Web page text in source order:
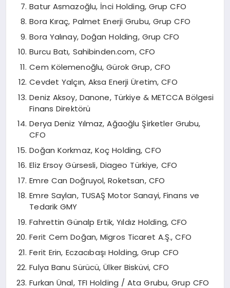
Batur Asmazoğlu, İnci Holding, Grup CFO
Bora Kıraç, Palmet Enerji Grubu, Grup CFO
Bora Yalınay, Doğan Holding, Grup CFO
Burcu Batı, Sahibinden.com, CFO
Cem Kölemenoğlu, Gürok Grup, CFO
Cevdet Yalçın, Aksa Enerji Üretim, CFO
Deniz Aksoy, Danone, Türkiye & METCCA Bölgesi
Finans Direktörü
Derya Deniz Yılmaz, Ağaoğlu Şirketler Grubu,
CFO
Doğan Korkmaz, Koç Holding, CFO
Eliz Ersoy Gürsesli, Diageo Türkiye, CFO
Emre Can Doğruyol, Roketsan, CFO
Emre Saylan, TUSAŞ Motor Sanayi, Finans ve
Tedarik GMY
Fahrettin Günalp Ertik, Yıldız Holding, CFO
Ferit Cem Doğan, Migros Ticaret A.Ş., CFO
Ferit Erin, Eczacıbaşı Holding, Grup CFO
Fulya Banu Sürücü, Ülker Bisküvi, CFO
Furkan Ünal, TFI Holding / Ata Grubu, Grup CFO